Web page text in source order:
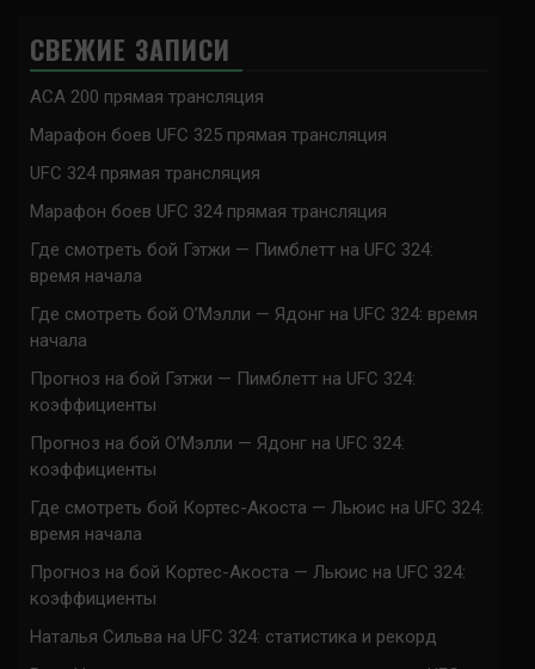
СВЕЖИЕ ЗАПИСИ
ACA 200 прямая трансляция
Марафон боев UFC 325 прямая трансляция
UFC 324 прямая трансляция
Марафон боев UFC 324 прямая трансляция
Где смотреть бой Гэтжи — Пимблетт на UFC 324:
время начала
Где смотреть бой О’Мэлли — Ядонг на UFC 324: время
начала
Прогноз на бой Гэтжи — Пимблетт на UFC 324:
коэффициенты
Прогноз на бой О’Мэлли — Ядонг на UFC 324:
коэффициенты
Где смотреть бой Кортес-Акоста — Льюис на UFC 324:
время начала
Прогноз на бой Кортес-Акоста — Льюис на UFC 324:
коэффициенты
Наталья Сильва на UFC 324: статистика и рекорд